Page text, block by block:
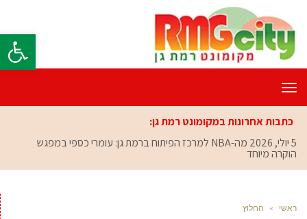
פתח
תפריט
כתבות אחרונות במקומונט רמת גן:
5 יולי, 2026
מה-NBA למרכז הפיתוח ברמת גן: עומרי כספי במפגש
הוקרה מיוחד
ראשי » החלוץ